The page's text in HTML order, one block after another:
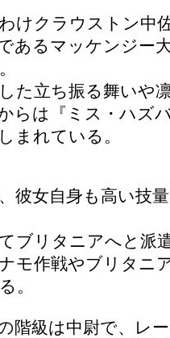
けクラウストン中
あるマッケンジー
た立ち振る舞いや
らは『ミス・ハズ
まれている。
彼女自身も高い技
ブリタニアへと派
モ作戦やブリタニ
。
階級は中尉で、レ